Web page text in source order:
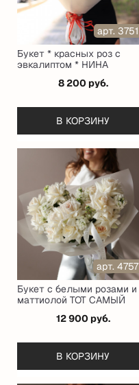
арт. 3751
Букет * красных роз с
эвкалиптом * НИНА
8 200 руб.
В КОРЗИНУ
арт. 4757
Букет с белыми розами и
маттиолой ТОТ САМЫЙ
12 900 руб.
В КОРЗИНУ